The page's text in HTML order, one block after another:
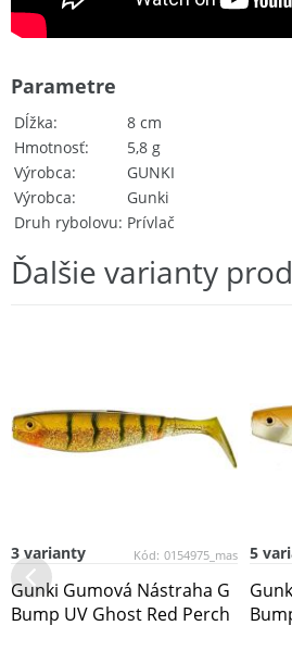
Dĺžka
8 cm
Hmotnosť
5,8 g
Výrobca
GUNKI
Výrobca
Gunki
Druh rybolovu Prívlač
Parametre
Ďalšie varianty
Kód: 0154975_mas
3 varianty
Gunki Gumová Nástraha G
Bump UV Ghost Red Perch
5